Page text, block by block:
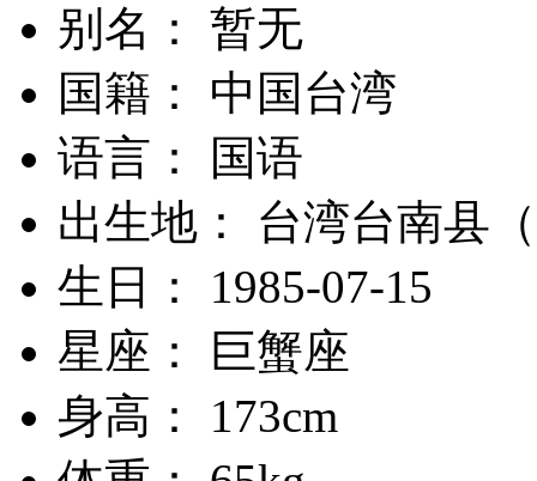
别名： 暂无
国籍： 中国台湾
语言： 国语
出生地： 台湾台南县
生日： 1985-07-15
星座： 巨蟹座
身高： 173cm